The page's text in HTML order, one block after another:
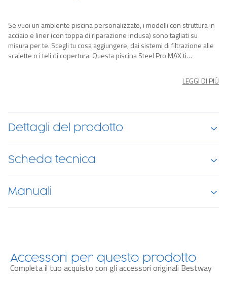
Se vuoi un ambiente piscina personalizzato, i modelli con struttura in
acciaio e liner (con toppa di riparazione inclusa) sono tagliati su
misura per te. Scegli tu cosa aggiungere, dai sistemi di filtrazione alle
scalette o i teli di copertura. Questa piscina Steel Pro MAX ti
mentre il liner a 3 strati in DuraPlus garantisce un’ottima resistenza.
LEGGI DI PIÙ
Dettagli del prodotto
Scheda tecnica
Manuali
Accessori per questo prodotto
Completa il tuo acquisto con gli accessori originali Bestway